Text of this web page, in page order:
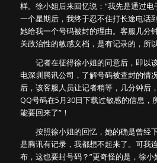
样。徐小姐后来回忆说：“我先是通过电
一个星期后，我终于忍不住打长途电话
她给我一个号码被封的理由。客服几分
关政治性的敏感文档，是有记录的，所
记者在征得徐小姐的同意后，即以
电深圳腾讯公司，了解号码被查封的情
后，该客服人员让记者稍等，几分钟后
QQ号码在5月30日下载过敏感的信息，
能要回来了”！
按照徐小姐的回忆，她的确是曾经
是腾讯有记录，我都想不起来了。可我
布，这也要封号码？”更奇怪的是，徐